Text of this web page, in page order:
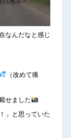
なんだなと感じ
（改めて痛
せました
」と思っていた